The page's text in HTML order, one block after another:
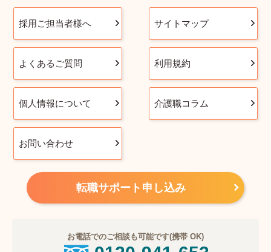
採用ご担当者様へ サイトマップ
よくあるご質問 利用規約
個人情報について 介護職コラム
お問い合わせ
転職サポート申し込み
お電話でのご相談も可能です(携帯 OK)